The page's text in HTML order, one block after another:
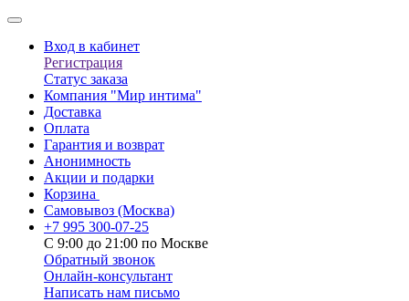
Вход в кабинет
Регистрация
Статус заказа
Компания "Мир интима"
Доставка
Оплата
Гарантия и возврат
Анонимность
Акции и подарки
Корзина
Самовывоз (Москва)
+7 995 300-07-25
С 9:00 до 21:00 по Москве
Обратный звонок
Онлайн-консультант
Написать нам письмо